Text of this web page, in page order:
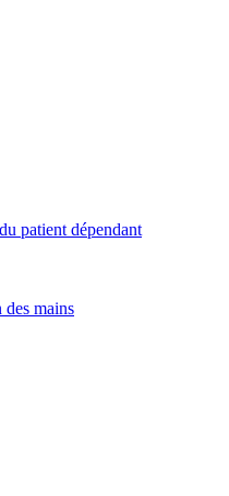
patient dépendant
mains